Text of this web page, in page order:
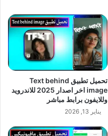
تحميل تطبيق Text behind
image اخر اصدار 2025 للاندرويد
وللايفون برابط مباشر
يناير 13, 2026